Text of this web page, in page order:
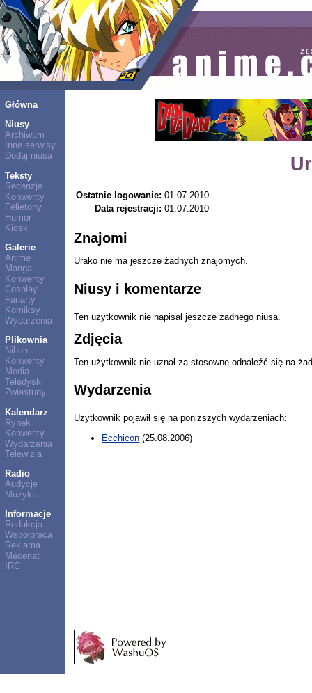
Główna
Niusy
Archiwum
Inne serwisy
Dodaj niusa
Teksty
Recenzje
Konwenty
Felietony
Humor
Kiosk
Galerie
Anime
Manga
Konwenty
Cosplay
Fanarty
Komiksy
Wydarzenia
Plikownia
Nihon
Konwenty
Media
Teledyski
Zwiastuny
Kalendarz
Rynek
Konwenty
Wydarzenia
Telewizja
Radio
Audycje
Muzyka
Informacje
Redakcja
Współpraca
Reklama
Mecenat
IRC
Ostatnie logowanie: 01.07.2010
Data rejestracji: 01.07.2010
Znajomi
Urako nie ma jeszcze żadnych znajomych.
Niusy i komentarze
Ten użytkownik nie napisał jeszcze żadnego niusa.
Zdjęcia
Ten użytkownik nie uznał za stosowne odnaleźć się na
Wydarzenia
Użytkownik pojawił się na poniższych wydarzeniach:
Ecchicon (25.08.2006)